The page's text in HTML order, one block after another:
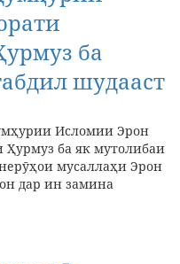
ба
шудааст
Исломии Эрон
Ҳурмуз ба як мутолибаи
мусаллаҳи Эрон
дар ин замина